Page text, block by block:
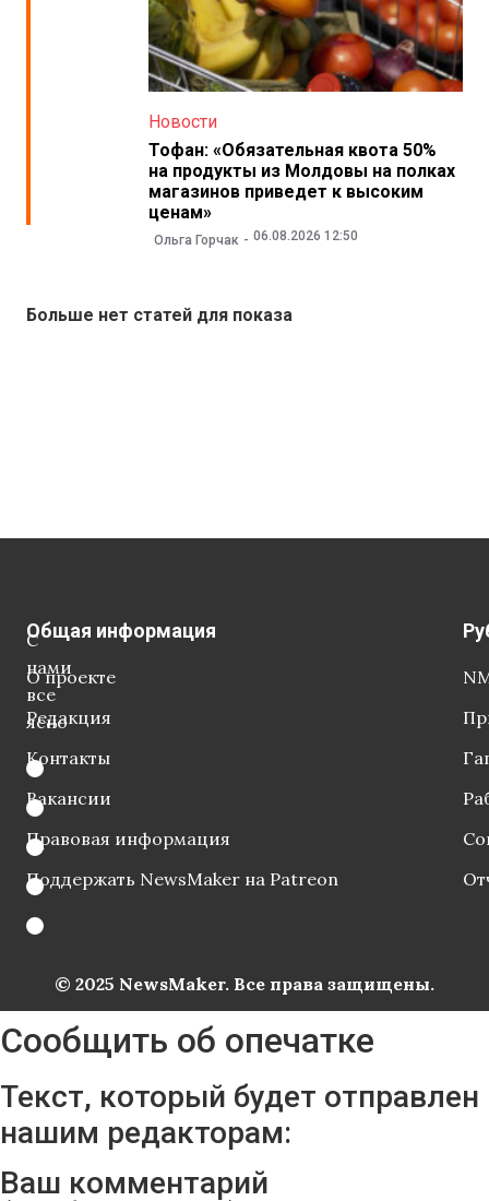
Новости
Тофан: «Обязательная квота 50%
на продукты из Молдовы на полках
магазинов приведет к высоким
ценам»
Ольга Горчак 06.08.2026 12:50
Больше нет статей для показа
С
нами
все
ясно
Общая информация
О проекте
Редакция
Контакты
Вакансии
Правовая информация
Поддержать NewsMaker на Patreon
© 2025 NewsMaker. Все права защищены.
Сообщить об опечатке
Текст, который будет отправлен
нашим редакторам:
Ваш комментарий